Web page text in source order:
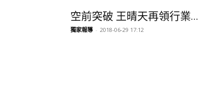
空前突破 王晴天再領行業...
獨家報導 - 2018-06-29 17:12